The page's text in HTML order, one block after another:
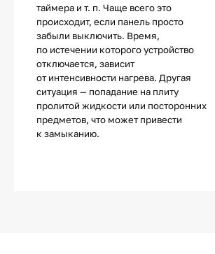
таймера и т. п. Чаще всего это
происходит, если панель просто
забыли выключить. Время,
по истечении которого устройство
отключается, зависит
от интенсивности нагрева. Другая
ситуация — попадание на плиту
пролитой жидкости или посторонних
предметов, что может привести
к замыканию.